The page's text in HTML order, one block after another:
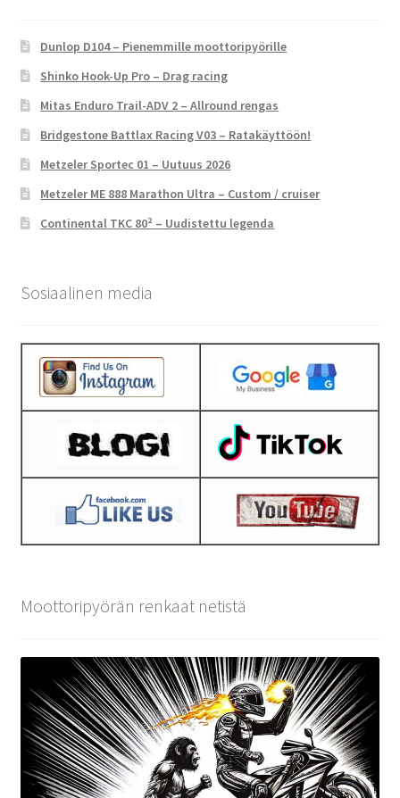
Dunlop D104 – Pienemmille moottoripyörille
Shinko Hook-Up Pro – Drag racing
Mitas Enduro Trail-ADV 2 – Allround rengas
Bridgestone Battlax Racing V03 – Ratakäyttöön!
Metzeler Sportec 01 – Uutuus 2026
Metzeler ME 888 Marathon Ultra – Custom / cruiser
Continental TKC 80² – Uudistettu legenda
Sosiaalinen media
Moottoripyörän renkaat netistä